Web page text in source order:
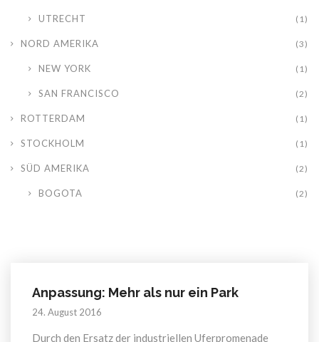
UTRECHT (1)
NORD AMERIKA (3)
NEW YORK (1)
SAN FRANCISCO (2)
ROTTERDAM (1)
STOCKHOLM (1)
SÜD AMERIKA (2)
BOGOTA (2)
Anpassung: Mehr als nur ein Park
24. August 2016
Durch den Ersatz der industriellen Uferpromenade